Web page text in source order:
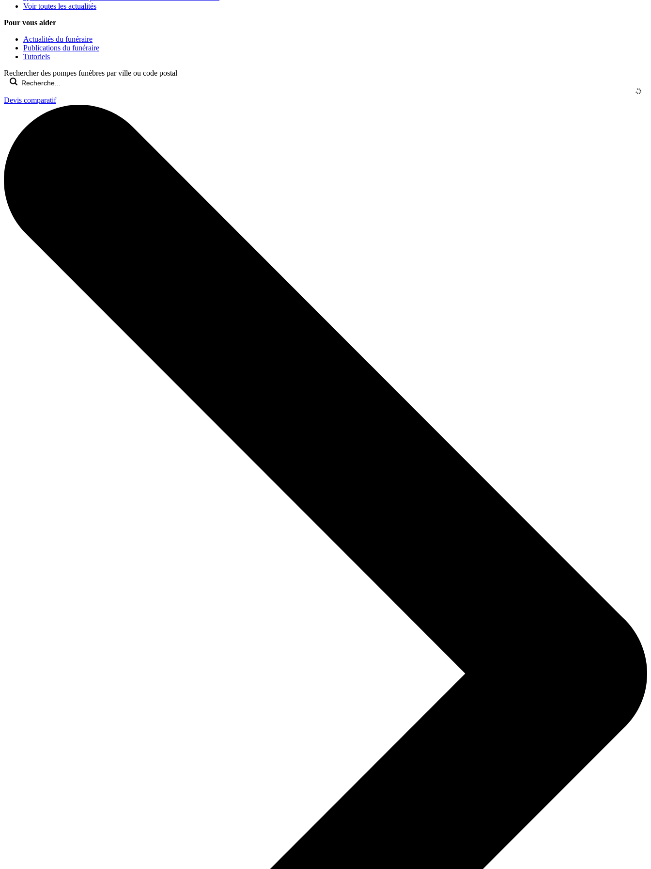
Voir toutes les actualités
Pour vous aider
Actualités du funéraire
Publications du funéraire
Tutoriels
Rechercher des pompes funèbres par ville ou code postal
Devis comparatif